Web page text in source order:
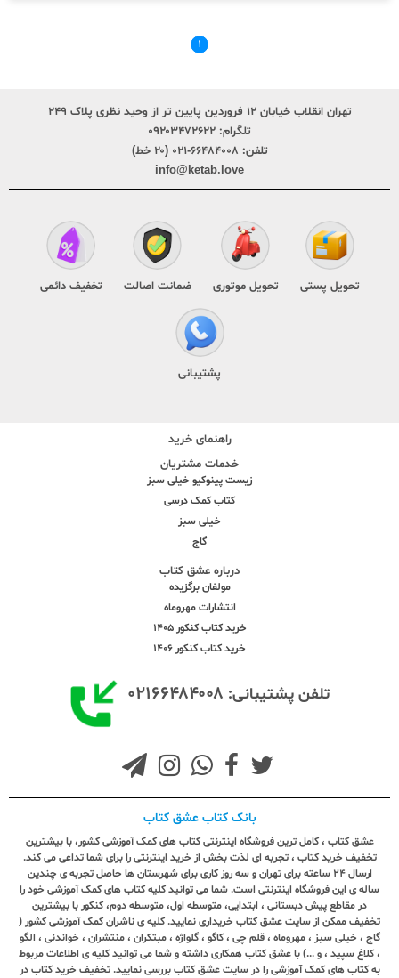
۱
تهران انقلاب خیابان ۱۲ فروردین پایین تر از وحید نظری پلاک ۲۴۹
تلگرام: ۰۹۲۰۳۴۷۲۶۲۲
تلفن: ۶۶۴۸۴۰۰۸-۰۲۱ (۲۰ خط)
info@ketab.love
تحویل پستی تحویل موتوری ضمانت اصالت تخفیف دائمی
پشتیبانی
راهنمای خرید
خدمات مشتریان
زیست پینوکیو خیلی سبز
کتاب کمک درسی
خیلی سبز
گاج
درباره عشق کتاب
مولفان برگزیده
انتشارات مهروماه
خرید کتاب کنکور 1405
خرید کتاب کنکور 1406
تلفن پشتیبانی: ۰۲۱۶۶۴۸۴۰۰۸
بانک کتاب عشق کتاب
عشق کتاب ، کامل ترین فروشگاه اینترنتی کتاب های کمک آموزشی کشور، با بیشترین
تخفیف خرید کتاب ، تجربه ای لذت بخش از خرید اینترنتی را برای شما تداعی می کند.
ارسال ٢٤ ساعته برای تهران و سه روز کاری برای شهرستان ها حاصل تجربه ی چندین
ساله ی این فروشگاه اینترنتی است. شما می توانید کلیه کتاب های کمک آموزشی خود را
در مقاطع پیش دبستانی ، ابتدایی، متوسطه اول، متوسطه دوم، کنکور با بیشترین
تخفیف ممکن از سایت عشق کتاب خریداری نمایید. کلیه ی ناشران کمک آموزشی کشور (
گاج ، خیلی سبز ، مهروماه ، قلم چی ، کاگو ، گلواژه ، مبتکران ، منتشران ، خواندنی ، الگو
، کلاغ سپید ، و ...) با عشق کتاب همکاری داشته و شما می توانید کلیه ی اطلاعات مربوط
به کتاب های کمک آموزشی را در سایت عشق کتاب بررسی نمایید. تخفیف خرید کتاب در